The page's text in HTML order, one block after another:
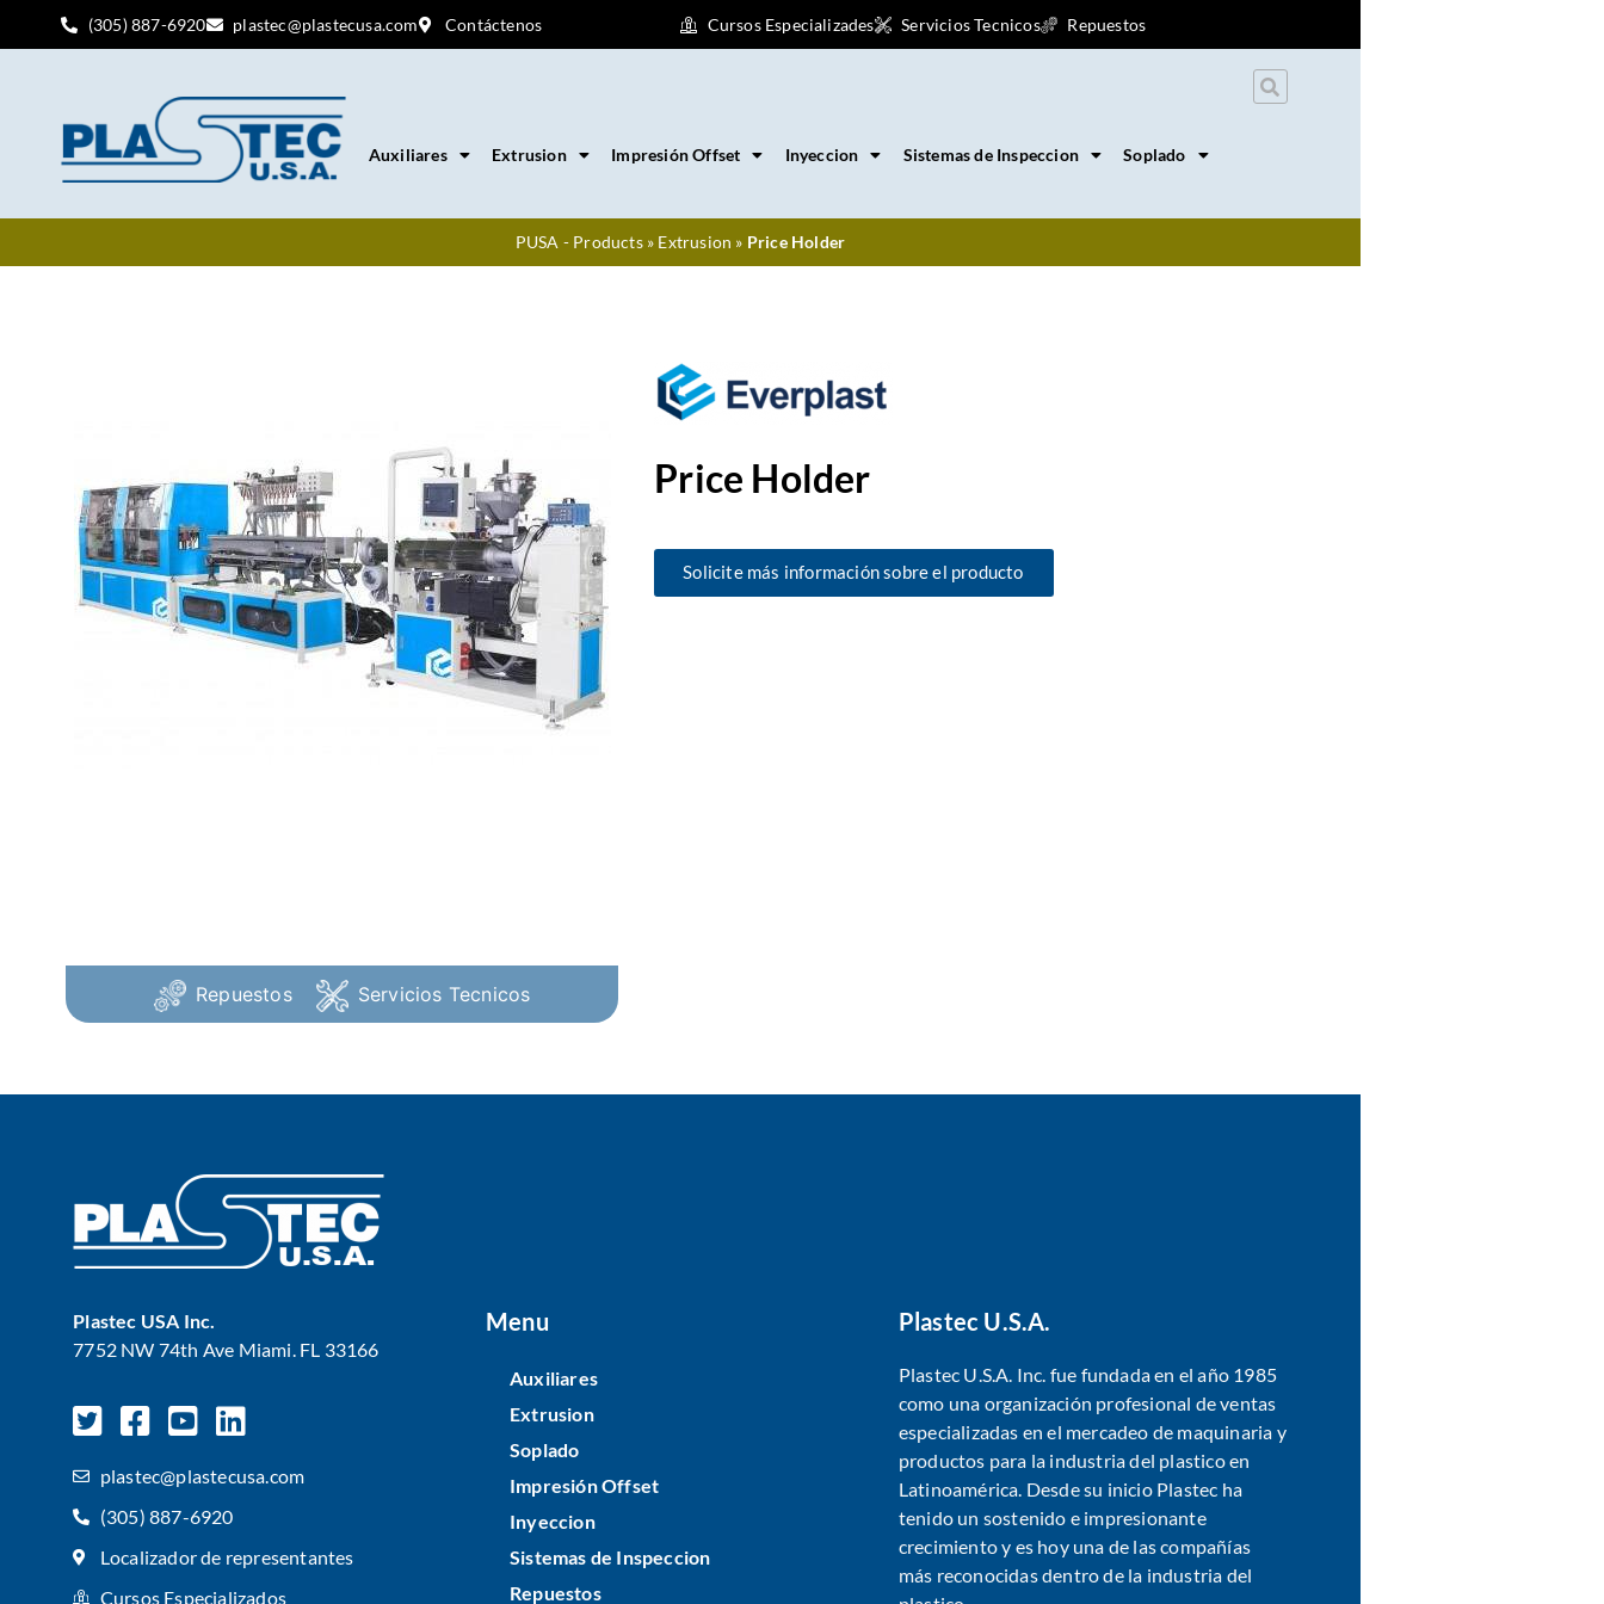
(305) 887-6920 plastec@plastecusa.com Contáctenos Cursos Especializades Servicios Tecnicos Repuestos
Auxiliares Extrusion Impresión Offset Inyeccion Sistemas de Inspeccion Soplado
PUSA - Products» Extrusion » Price Holder
Repuestos Servicios Tecnicos
Price Holder
Solicite más información sobre el producto
Plastec USA Inc.
7752 NW 74th Ave Miami. FL 33166
plastec@plastecusa.com
(305) 887-6920
Localizador de representantes
Cursos Especializados
Menu
Auxiliares
Extrusion
Soplado
Impresión Offset
Inyeccion
Sistemas de Inspeccion
Repuestos
Plastec U.S.A.
Plastec U.S.A. Inc. fue fundada en el año 1985
como una organización profesional de ventas
especializadas en el mercadeo de maquinaria y
productos para la industria del plastico en
Latinoamérica. Desde su inicio Plastec ha
tenido un sostenido e impresionante
crecimiento y es hoy una de las compañías
más reconocidas dentro de la industria del